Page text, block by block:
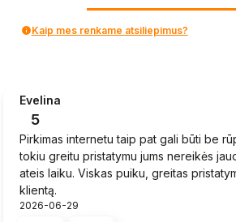
Kaip mes renkame atsiliepimus?
Evelina
5
Pirkimas internetu taip pat gali būti be
tokiu greitu pristatymu jums nereikės
ateis laiku. Viskas puiku, greitas
klientą.
2026-06-29